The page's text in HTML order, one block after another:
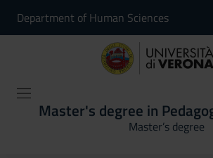
Department of Human Sciences
Master's degree in
Master’s degree